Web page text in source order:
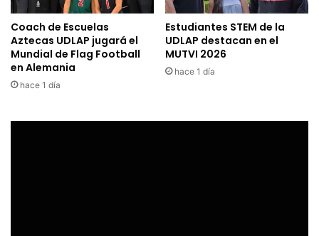
Coach de Escuelas
Aztecas UDLAP jugará el
Mundial de Flag Football
en Alemania
hace 1 día
Estudiantes STEM de la
UDLAP destacan en el
MUTVI 2026
hace 1 día